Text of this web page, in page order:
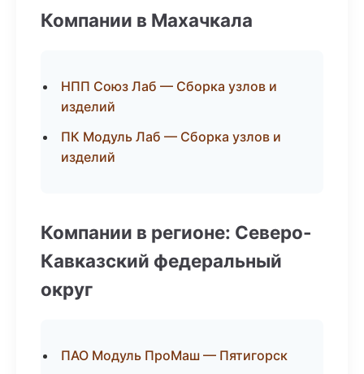
Компании в Махачкала
НПП Союз Лаб — Сборка узлов и
изделий
ПК Модуль Лаб — Сборка узлов и
изделий
Компании в регионе: Северо-
Кавказский федеральный
округ
ПАО Модуль ПроМаш — Пятигорск